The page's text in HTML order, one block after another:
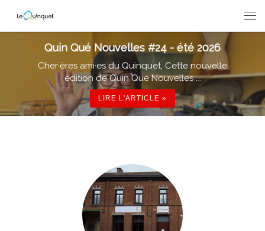
Passer au contenu
Quin Qué Nouvelles #24 - été 2026
Cher·ères ami·es du Quinquet, Cette nouvelle
édition de Quin Qué Nouvelles ...
LIRE L'ARTICLE »